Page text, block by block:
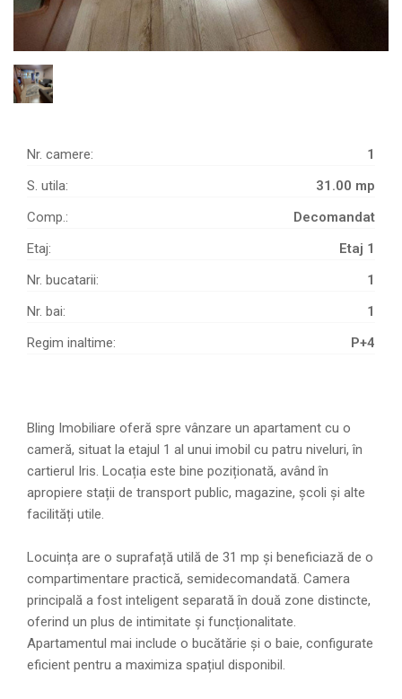
Nr. camere:
1
S. utila:
31.00 mp
Comp.:
Decomandat
Etaj:
Etaj 1
Nr. bucatarii:
1
Nr. bai:
1
Regim inaltime:
P+4
Bling Imobiliare oferă spre vânzare un apartament cu o
cameră, situat la etajul 1 al unui imobil cu patru niveluri, în
cartierul Iris. Locația este bine poziționată, având în
apropiere stații de transport public, magazine, școli și alte
facilități utile.
Locuința are o suprafață utilă de 31 mp și beneficiază de o
compartimentare practică, semidecomandată. Camera
principală a fost inteligent separată în două zone distincte,
oferind un plus de intimitate și funcționalitate.
Apartamentul mai include o bucătărie și o baie, configurate
eficient pentru a maximiza spațiul disponibil.